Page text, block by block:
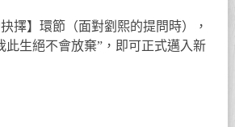
擇】環節（面對劉熙的提問時），
此生絕不會放棄”，即可正式邁入新